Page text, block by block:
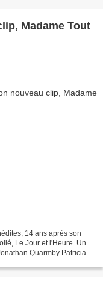
Madame Tout
14 ans après son
Le Jour et l'Heure. Un
Quarmby Patricia